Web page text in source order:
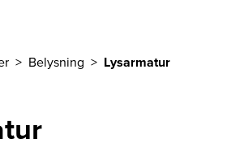
Belysning Lysarmatur